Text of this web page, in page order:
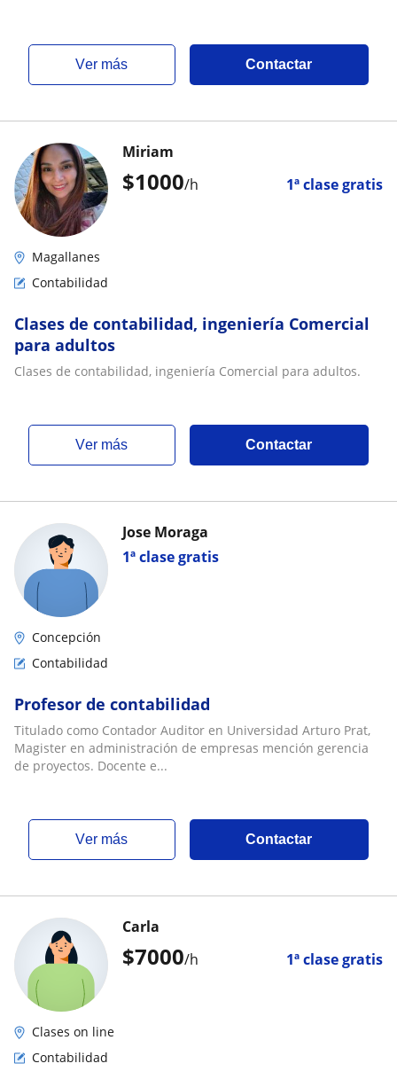
ver más Contactar
$1000/h 1ª clase gratis
Miriam
Magallanes
Contabilidad
Clases de contabilidad, ingeniería Comercial
para adultos
Clases de contabilidad, ingeniería Comercial para adultos.
ver más Contactar
1ª clase gratis
Jose Moraga
Concepción
Contabilidad
Profesor de contabilidad
Titulado como Contador Auditor en Universidad Arturo Prat,
Magister en administración de empresas mención gerencia
de proyectos. Docente e...
ver más Contactar
$7000/h 1ª clase gratis
Carla
Clases on line
Contabilidad